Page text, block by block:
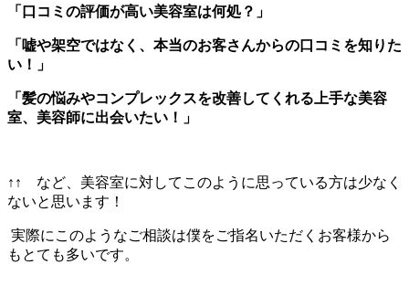
「口コミの評価が高い美容室は何処？」
「嘘や架空ではなく、本当のお客さんからの口コミを知りた
い！」
「髪の悩みやコンプレックスを改善してくれる上手な美容
室、美容師に出会いたい！」
↑↑ など、美容室に対してこのように思っている方は少なく
ないと思います！
実際にこのようなご相談は僕をご指名いただくお客様から
もとても多いです。